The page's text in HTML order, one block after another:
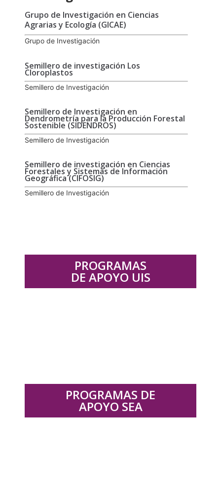
Grupo de Investigación en Ciencias
Agrarias y Ecología (GICAE)
Grupo de Investigación
Semillero de investigación Los
Cloroplastos
Semillero de Investigación
Semillero de Investigación en
Dendrometría para la Producción Forestal
Sostenible (SIDENDROS)
Semillero de Investigación
Semillero de investigación en Ciencias
Forestales y Sistemas de Información
Geográfica (CIFOSIG)
Semillero de Investigación
PROGRAMAS
DE APOYO UIS
PROGRAMAS DE
APOYO SEA